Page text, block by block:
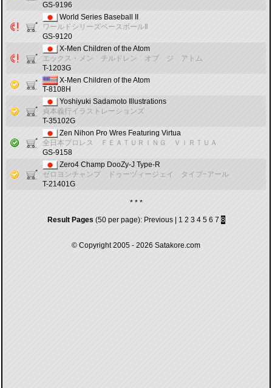
GS-9196
World Series Baseball II
ワールドシリーズベースボールⅡ
GS-9120
X-Men Children of the Atom
エックス・メン チルドレン オブ ジ アトム
T-1203G
X-Men Children of the Atom
T-8108H
Yoshiyuki Sadamoto Illustrations
貞本義行イラストレーションズ
T-35102G
Zen Nihon Pro Wres Featuring Virtua
全日本プロレス ＦＥＡＴＵＲＩＮＧ ＶＩＲＴＵＡ
GS-9158
Zero4 Champ DooZy-J Type-R
ゼロヨンチャンプ ドゥーヅィージェイ タイプ−アール
T-21401G
* * *
Result Pages (50 per page): Previous| 1 2 3 4 5 6 7 8
© Copyright 2005 - 2026 Satakore.com